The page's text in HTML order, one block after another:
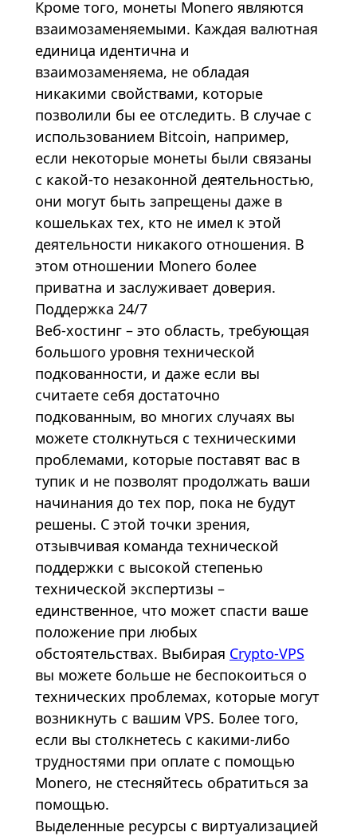
Кроме того, монеты Monero являются
взаимозаменяемыми. Каждая валютная
единица идентична и
взаимозаменяема, не обладая
никакими свойствами, которые
позволили бы ее отследить. В случае с
использованием Bitcoin, например,
если некоторые монеты были связаны
с какой-то незаконной деятельностью,
они могут быть запрещены даже в
кошельках тех, кто не имел к этой
деятельности никакого отношения. В
этом отношении Monero более
приватна и заслуживает доверия.
Поддержка 24/7
Веб-хостинг – это область, требующая
большого уровня технической
подкованности, и даже если вы
считаете себя достаточно
подкованным, во многих случаях вы
можете столкнуться с техническими
проблемами, которые поставят вас в
тупик и не позволят продолжать ваши
начинания до тех пор, пока не будут
решены. С этой точки зрения,
отзывчивая команда технической
поддержки с высокой степенью
технической экспертизы –
единственное, что может спасти ваше
положение при любых
обстоятельствах. Выбирая Crypto-VPS
вы можете больше не беспокоиться о
технических проблемах, которые могут
возникнуть с вашим VPS. Более того,
если вы столкнетесь с какими-либо
трудностями при оплате с помощью
Monero, не стесняйтесь обратиться за
помощью.
Выделенные ресурсы с виртуализацией